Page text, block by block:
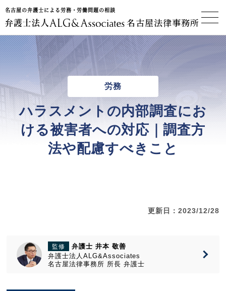
名古屋の弁護士による労務・労働問題の相談
名古屋法律事務所
労務
ハラスメントの内部調査にお
ける被害者への対応｜調査方
法や配慮すべきこと
更新日：2023/12/28
監修
弁護士 井本 敬善
弁護士法人ALG&Associates
名古屋法律事務所 所長 弁護士